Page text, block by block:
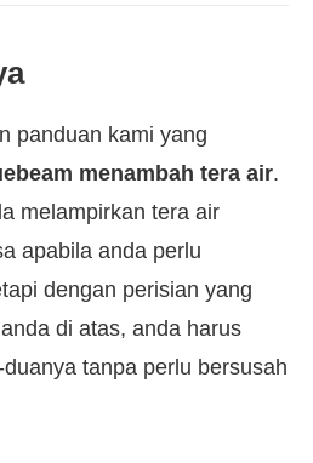
panduan kami yang
menambah tera air.
melampirkan tera air
apabila anda perlu
dengan perisian yang
di atas, anda harus
tanpa perlu bersusah